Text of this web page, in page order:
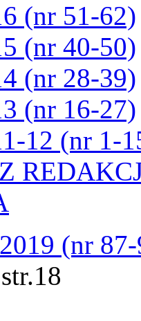
(nr 51-62)
(nr 40-50)
(nr 28-39)
(nr 16-27)
12 (nr 1-
(nr